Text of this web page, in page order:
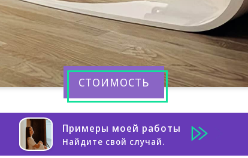
СТОИМОСТЬ
Примеры моей работы
Найдите свой случай.